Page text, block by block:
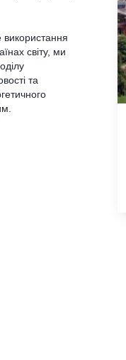
використання
світу, ми
та